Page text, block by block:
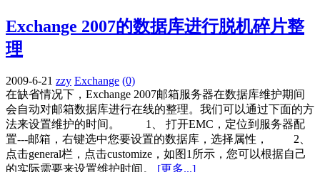
Exchange 2007的数据库进行脱机碎片整
理
2009-6-21 zzy Exchange (0)
在缺省情况下，Exchange 2007邮箱服务器在数据库维护期间
会自动对邮箱数据库进行在线的整理。我们可以通过下面的方
法来设置维护的时间。 1、 打开EMC，定位到服务器配
置---邮箱，右键选中您要设置的数据库，选择属性， 2、
点击general栏，点击customize，如图1所示，您可以根据自己
的实际需要来设置维护时间。 [更多...]